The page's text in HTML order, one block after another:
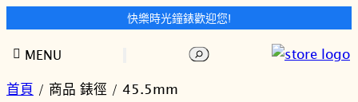
快樂時光鐘錶歡迎您!
至
主
搜
MENU
首頁 / 商品 錶徑 / 45.5mm